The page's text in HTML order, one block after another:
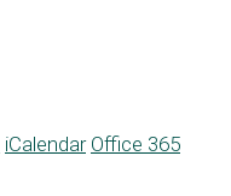
iCalendar Office 365